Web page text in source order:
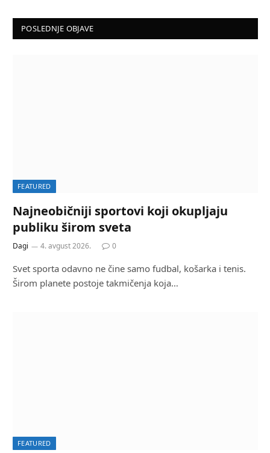
POSLEDNJE OBJAVE
FEATURED
Najneobičniji sportovi koji okupljaju
publiku širom sveta
Dagi 4. avgust 2026. 0
Svet sporta odavno ne čine samo fudbal, košarka i tenis.
Širom planete postoje takmičenja koja…
FEATURED